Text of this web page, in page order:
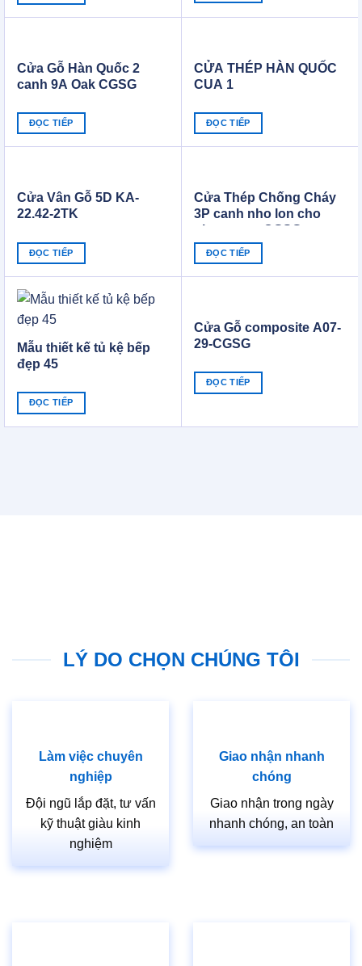
Cửa Gỗ Hàn Quốc 2
canh 9A Oak CGSG
ĐỌC TIẾP
CỬA THÉP HÀN QUỐC
CUA 1
ĐỌC TIẾP
Cửa Vân Gỗ 5D KA-
22.42-2TK
ĐỌC TIẾP
Cửa Thép Chống Cháy
3P canh nho lon cho
nha xuong CGSG
ĐỌC TIẾP
Mẫu thiết kế tủ kệ bếp
đẹp 45
ĐỌC TIẾP
Cửa Gỗ composite A07-
29-CGSG
ĐỌC TIẾP
LÝ DO CHỌN CHÚNG TÔI
Làm việc chuyên
nghiệp
Đội ngũ lắp đặt, tư vấn
kỹ thuật giàu kinh
nghiệm
Giao nhận nhanh
chóng
Giao nhận trong ngày
nhanh chóng, an toàn